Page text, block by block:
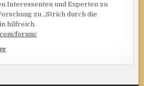
Interessenten und Experten zu
zu „Strich durch die
hilfreich.
forum/